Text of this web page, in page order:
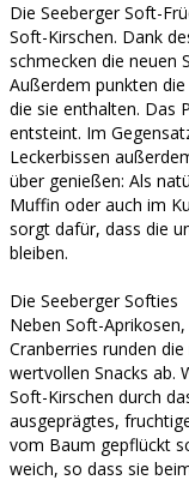
Die Seeberger Soft-
Soft-Kirschen. Dank
schmecken die neuen
Außerdem punkten
die sie enthalten. Das
entsteint. Im
Leckerbissen
über genießen: Als
Muffin oder auch im
sorgt dafür, dass die
bleiben.
Die Seeberger Softies
Neben Soft-
Cranberries runden
wertvollen Snacks ab.
Soft-Kirschen durch
ausgeprägtes,
vom Baum gepflückt
weich, so dass sie